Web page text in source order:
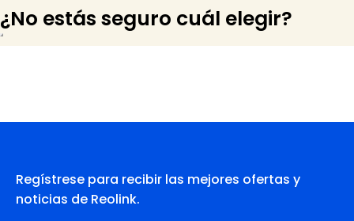
¿No estás seguro cuál elegir?
Regístrese para recibir las mejores ofertas y
noticias de Reolink.